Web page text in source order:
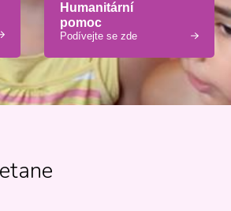
Humanitární
pomoc
Podívejte se zde